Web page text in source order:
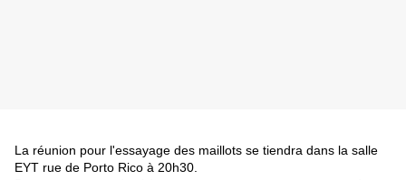
La réunion pour l'essayage des maillots se tiendra dans la salle
EYT rue de Porto Rico à 20h30.